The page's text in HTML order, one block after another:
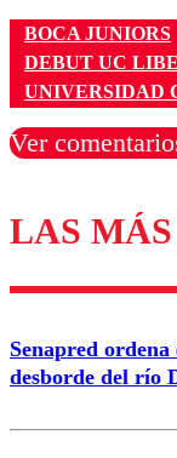
BOCA JUNIORS
DEBUT UC
UNIVERSIDAD
Ver
Los
Nombre
Correo
LAS
Senapred
desborde del río